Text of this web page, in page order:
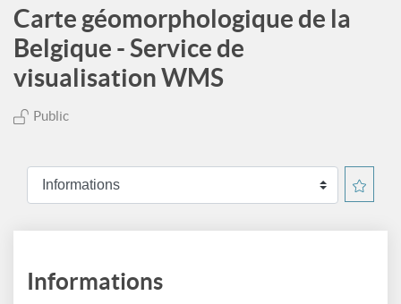
Carte géomorphologique de la
Belgique - Service de
visualisation WMS
Public
Informations